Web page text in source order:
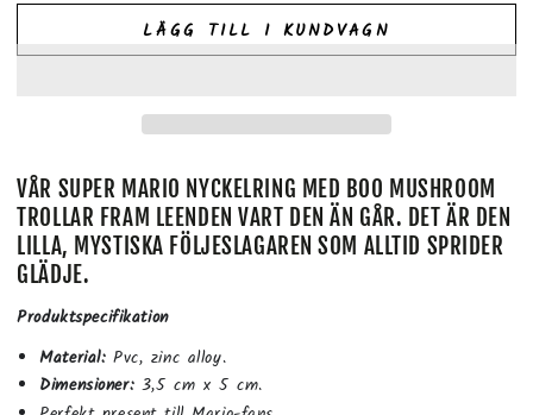
LÄGG TILL I KUNDVAGN
VÅR SUPER MARIO NYCKELRING MED BOO MUSHROOM
TROLLAR FRAM LEENDEN VART DEN ÄN GÅR. DET ÄR DEN
LILLA, MYSTISKA FÖLJESLAGAREN SOM ALLTID SPRIDER
GLÄDJE.
Produktspecifikation
Material: Pvc, zinc alloy.
Dimensioner:3,5 cm x 5 cm.